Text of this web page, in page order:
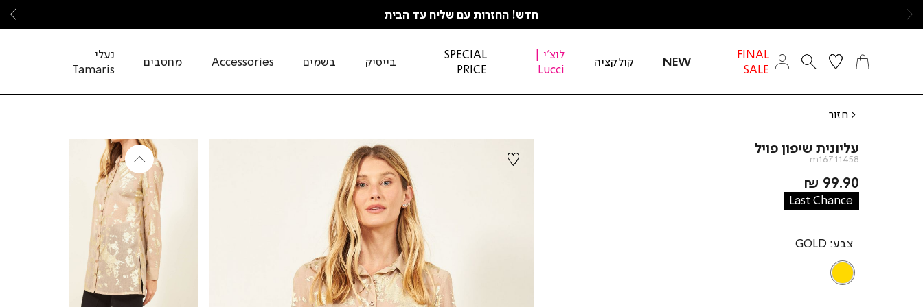
חדש! החזרות עם שליח עד הבית
FINAL
SALE
NEW קולקציה
לוצ'י |
Lucci
SPECIAL
PRICE
בייסיק בשמים Accessories מחטבים
נעלי
Tamaris
חזור
עליונית שיפון פויל
m16711458
מחיר
מוצר
99.90 ₪
Last Chance
צבע GOLD
GOLD